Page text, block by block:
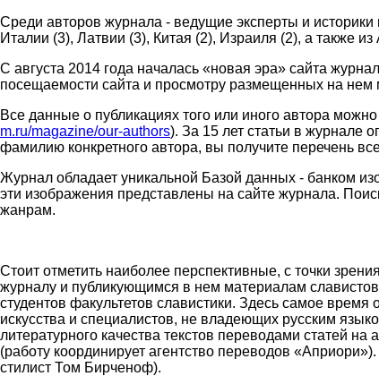
Среди авторов журнала - ведущие эксперты и
Италии (3), Латвии (3), Китая (2), Израиля (2), а также
С августа 2014 года началась «новая эра» сайта
посещаемости сайта и просмотру размещенных на нем
Все данные о публикациях того или иного автора
m.ru/magazine/our-authors). За 15 лет статьи в журнале
фамилию конкретного автора, вы получите перечень
Журнал обладает уникальной Базой данных - банком
эти изображения представлены на сайте журнала.
жанрам.
Стоит отметить наиболее перспективные, с точки
журналу и публикующимся в нем материалам
студентов факультетов славистики. Здесь самое
искусства и специалистов, не владеющих русским
литературного качества текстов переводами статей
(работу координирует агентство переводов
стилист Том Бирченоф).